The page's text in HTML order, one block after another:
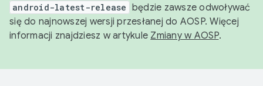
android-latest-release będzie zawsze odwoływać
się do najnowszej wersji przesłanej do AOSP. Więcej
informacji znajdziesz w artykule Zmiany w AOSP.